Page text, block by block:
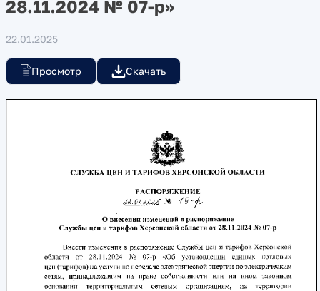
28.11.2024 № 07-р»
22.01.2025
Просмотр Скачать